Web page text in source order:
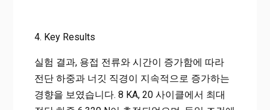
4. Key Results
실험 결과, 용접 전류와 시간이 증가함에 따라
전단 하중과 너깃 직경이 지속적으로 증가하는
경향을 보였습니다. 8 KA, 20 사이클에서 최대